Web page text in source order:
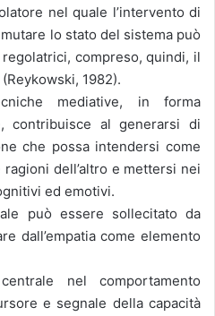
nel quale l’intervento di
lo stato del sistema può
compreso, quindi, il
1982).
mediative, in forma
contribuisce al generarsi di
che possa intendersi come
dell’altro e mettersi nei
ed emotivi.
può essere sollecitato da
dall’empatia come elemento
nel comportamento
e segnale della capacità